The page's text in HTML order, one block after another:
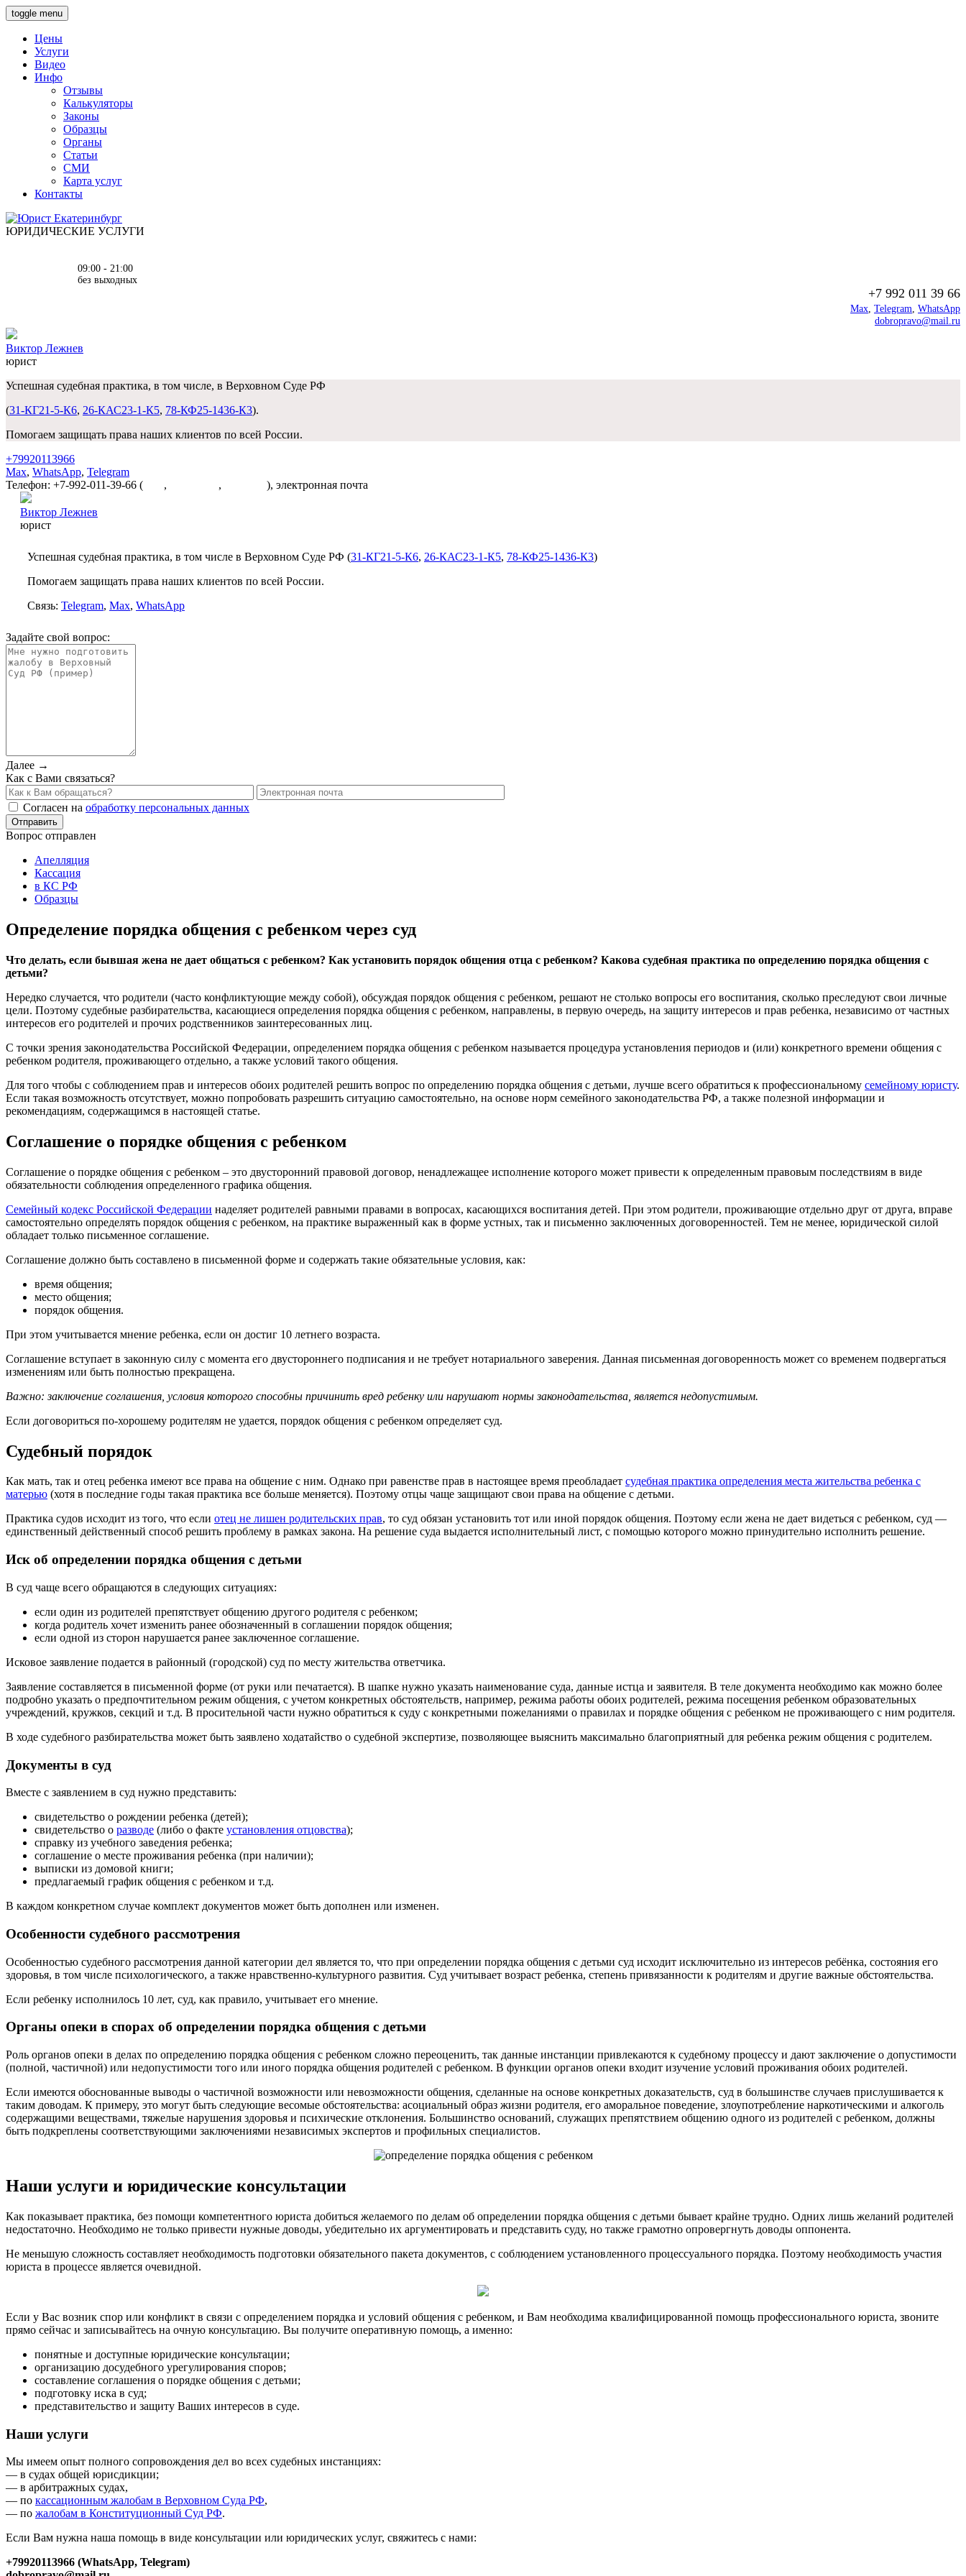
toggle menu
Цены
Услуги
Видео
Инфо
Отзывы
Калькуляторы
Законы
Образцы
Органы
Статьи
СМИ
Карта услуг
Контакты
ЮРИДИЧЕСКИЕ УСЛУГИ
09:00 - 21:00
без выходных
+7 992 011 39 66
Max, Telegram, WhatsApp
dobropravo@mail.ru
Виктор Лежнев
юрист
Успешная судебная практика, в том числе, в Верховном Суде РФ
(31-КГ21-5-К6, 26-КАС23-1-К5, 78-КФ25-1436-К3).
Помогаем защищать права наших клиентов по всей России.
+79920113966
Max, WhatsApp, Telegram
Телефон: +7-992-011-39-66 (
, , ), электронная почта
Виктор Лежнев
юрист
Успешная судебная практика, в том числе в Верховном Суде РФ (31-КГ21-5-К6, 26-КАС23-1-К5, 78-КФ25-1436-К3)
Помогаем защищать права наших клиентов по всей России.
Связь: Telegram, Max, WhatsApp
Задайте свой вопрос:
Далее →
Как с Вами связаться?
Согласен на обработку персональных данных
Вопрос отправлен
Апелляция
Кассация
в КС РФ
Образцы
Определение порядка общения с ребенком через суд
Что делать, если бывшая жена не дает общаться с ребенком? Как установить порядок общения отца с ребенком? Какова судебная практика по определению порядка общения с
детьми?
Нередко случается, что родители (часто конфликтующие между собой), обсуждая порядок общения с ребенком, решают не столько вопросы его воспитания, сколько преследуют свои личные
цели. Поэтому судебные разбирательства, касающиеся определения порядка общения с ребенком, направлены, в первую очередь, на защиту интересов и прав ребенка, независимо от частных
интересов его родителей и прочих родственников заинтересованных лиц.
С точки зрения законодательства Российской Федерации, определением порядка общения с ребенком называется процедура установления периодов и (или) конкретного времени общения с
ребенком родителя, проживающего отдельно, а также условий такого общения.
Для того чтобы с соблюдением прав и интересов обоих родителей решить вопрос по определению порядка общения с детьми, лучше всего обратиться к профессиональному семейному юристу.
Если такая возможность отсутствует, можно попробовать разрешить ситуацию самостоятельно, на основе норм семейного законодательства РФ, а также полезной информации и
рекомендациям, содержащимся в настоящей статье.
Соглашение о порядке общения с ребенком
Соглашение о порядке общения с ребенком – это двусторонний правовой договор, ненадлежащее исполнение которого может привести к определенным правовым последствиям в виде
обязательности соблюдения определенного графика общения.
Семейный кодекс Российской Федерации наделяет родителей равными правами в вопросах, касающихся воспитания детей. При этом родители, проживающие отдельно друг от друга, вправе
самостоятельно определять порядок общения с ребенком, на практике выраженный как в форме устных, так и письменно заключенных договоренностей. Тем не менее, юридической силой
обладает только письменное соглашение.
Соглашение должно быть составлено в письменной форме и содержать такие обязательные условия, как:
время общения;
место общения;
порядок общения.
При этом учитывается мнение ребенка, если он достиг 10 летнего возраста.
Соглашение вступает в законную силу с момента его двустороннего подписания и не требует нотариального заверения. Данная письменная договоренность может со временем подвергаться
изменениям или быть полностью прекращена.
Важно: заключение соглашения, условия которого способны причинить вред ребенку или нарушают нормы законодательства, является недопустимым.
Если договориться по-хорошему родителям не удается, порядок общения с ребенком определяет суд.
Судебный порядок
Как мать, так и отец ребенка имеют все права на общение с ним. Однако при равенстве прав в настоящее время преобладает судебная практика определения места жительства ребенка с
матерью (хотя в последние годы такая практика все больше меняется). Поэтому отцы чаще защищают свои права на общение с детьми.
Практика судов исходит из того, что если отец не лишен родительских прав, то суд обязан установить тот или иной порядок общения. Поэтому если жена не дает видеться с ребенком, суд —
единственный действенный способ решить проблему в рамках закона. На решение суда выдается исполнительный лист, с помощью которого можно принудительно исполнить решение.
Иск об определении порядка общения с детьми
В суд чаще всего обращаются в следующих ситуациях:
если один из родителей препятствует общению другого родителя с ребенком;
когда родитель хочет изменить ранее обозначенный в соглашении порядок общения;
если одной из сторон нарушается ранее заключенное соглашение.
Исковое заявление подается в районный (городской) суд по месту жительства ответчика.
Заявление составляется в письменной форме (от руки или печатается). В шапке нужно указать наименование суда, данные истца и заявителя. В теле документа необходимо как можно более
подробно указать о предпочтительном режим общения, с учетом конкретных обстоятельств, например, режима работы обоих родителей, режима посещения ребенком образовательных
учреждений, кружков, секций и т.д. В просительной части нужно обратиться к суду с конкретными пожеланиями о правилах и порядке общения с ребенком не проживающего с ним родителя.
В ходе судебного разбирательства может быть заявлено ходатайство о судебной экспертизе, позволяющее выяснить максимально благоприятный для ребенка режим общения с родителем.
Документы в суд
Вместе с заявлением в суд нужно представить:
свидетельство о рождении ребенка (детей);
свидетельство о разводе (либо о факте установления отцовства);
справку из учебного заведения ребенка;
соглашение о месте проживания ребенка (при наличии);
выписки из домовой книги;
предлагаемый график общения с ребенком и т.д.
В каждом конкретном случае комплект документов может быть дополнен или изменен.
Особенности судебного рассмотрения
Особенностью судебного рассмотрения данной категории дел является то, что при определении порядка общения с детьми суд исходит исключительно из интересов ребёнка, состояния его
здоровья, в том числе психологического, а также нравственно-культурного развития. Суд учитывает возраст ребенка, степень привязанности к родителям и другие важные обстоятельства.
Если ребенку исполнилось 10 лет, суд, как правило, учитывает его мнение.
Органы опеки в спорах об определении порядка общения с детьми
Роль органов опеки в делах по определению порядка общения с ребенком сложно переоценить, так данные инстанции привлекаются к судебному процессу и дают заключение о допустимости
(полной, частичной) или недопустимости того или иного порядка общения родителей с ребенком. В функции органов опеки входит изучение условий проживания обоих родителей.
Если имеются обоснованные выводы о частичной возможности или невозможности общения, сделанные на основе конкретных доказательств, суд в большинстве случаев прислушивается к
таким доводам. К примеру, это могут быть следующие весомые обстоятельства: асоциальный образ жизни родителя, его аморальное поведение, злоупотребление наркотическими и алкоголь
содержащими веществами, тяжелые нарушения здоровья и психические отклонения. Большинство оснований, служащих препятствием общению одного из родителей с ребенком, должны
быть подкреплены соответствующими заключениями независимых экспертов и профильных специалистов.
Наши услуги и юридические консультации
Как показывает практика, без помощи компетентного юриста добиться желаемого по делам об определении порядка общения с детьми бывает крайне трудно. Одних лишь желаний родителей
недостаточно. Необходимо не только привести нужные доводы, убедительно их аргументировать и представить суду, но также грамотно опровергнуть доводы оппонента.
Не меньшую сложность составляет необходимость подготовки обязательного пакета документов, с соблюдением установленного процессуального порядка. Поэтому необходимость участия
юриста в процессе является очевидной.
Если у Вас возник спор или конфликт в связи с определением порядка и условий общения с ребенком, и Вам необходима квалифицированной помощь профессионального юриста, звоните
прямо сейчас и записывайтесь на очную консультацию. Вы получите оперативную помощь, а именно:
понятные и доступные юридические консультации;
организацию досудебного урегулирования споров;
составление соглашения о порядке общения с детьми;
подготовку иска в суд;
представительство и защиту Ваших интересов в суде.
Наши услуги
Мы имеем опыт полного сопровождения дел во всех судебных инстанциях:
— в судах общей юрисдикции;
— в арбитражных судах,
— по кассационным жалобам в Верховном Суда РФ,
— по жалобам в Конституционный Суд РФ.
Если Вам нужна наша помощь в виде консультации или юридических услуг, свяжитесь с нами:
+79920113966 (WhatsApp, Telegram)